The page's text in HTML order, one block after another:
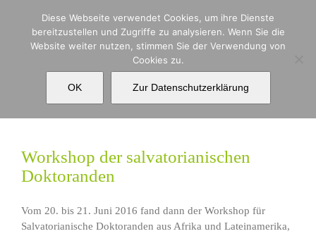
springen
Workshop
Workshop der salvatorianischen
Doktoranden
Vom 20. bis 21. Juni 2016 fand dann der Workshop für
Salvatorianische Doktoranden aus Afrika und Lateinamerika,
Diese Webseite verwendet Cookies, um ihre Dienste
bereitzustellen und Zugriffe zu analysieren. Wenn Sie die
Website weiter nutzen, stimmen Sie der Verwendung von
Cookies zu.
OK Zur Datenschutzerklärung